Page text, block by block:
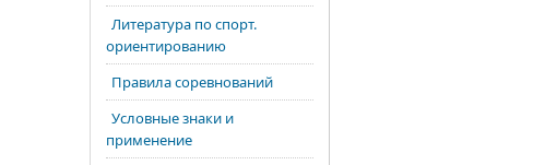
Литература по спорт.
ориентированию
Правила соревнований
Условные знаки и
применение